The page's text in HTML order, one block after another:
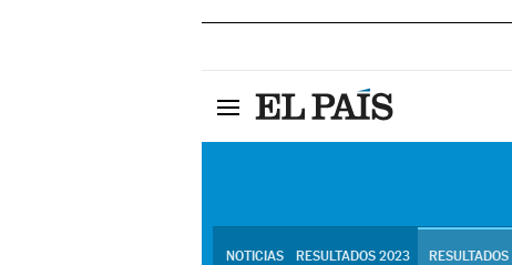
NOTICIAS RESULTADOS 2023